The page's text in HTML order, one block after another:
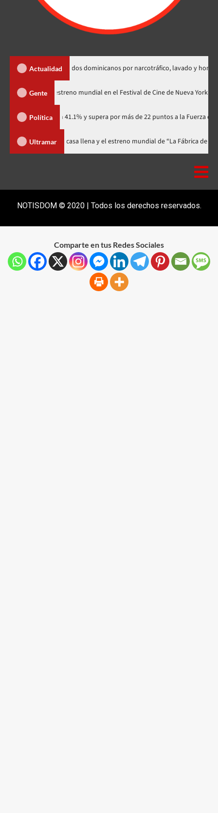
Actualidad
de dos dominicanos por narcotráfico, lavado y homicidio
Gente
Minus Zero» tendrá su estreno mundial en el Festival de Cine de
Política
con 41.1% y supera por más de 22 puntos a la Fuerza del Pueblo
Ultramar
celebra 15 años con una gala a casa llena y el estreno mundial de “La
NOTISDOM © 2020 | Todos los derechos reservados.
Comparte en tus Redes Sociales